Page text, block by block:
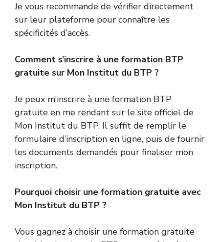
Je vous recommande de vérifier directement
sur leur plateforme pour connaître les
spécificités d’accès.
Comment s’inscrire à une formation BTP
gratuite sur Mon Institut du BTP ?
Je peux m’inscrire à une formation BTP
gratuite en me rendant sur le site officiel de
Mon Institut du BTP. Il suffit de remplir le
formulaire d’inscription en ligne, puis de fournir
les documents demandés pour finaliser mon
inscription.
Pourquoi choisir une formation gratuite avec
Mon Institut du BTP ?
Vous gagnez à choisir une formation gratuite